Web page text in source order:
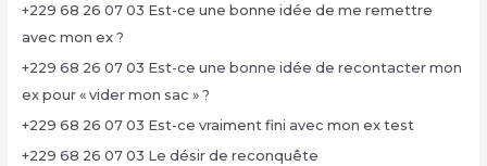
+229 68 26 07 03 Est-ce une bonne idée de me remettre
avec mon ex ?
+229 68 26 07 03 Est-ce une bonne idée de recontacter mon
ex pour « vider mon sac » ?
+229 68 26 07 03 Est-ce vraiment fini avec mon ex test
+229 68 26 07 03 Le désir de reconquête